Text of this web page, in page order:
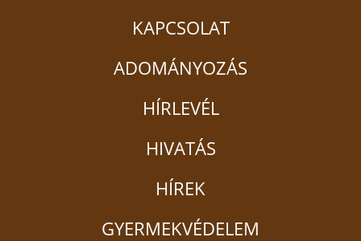
KAPCSOLAT
ADOMÁNYOZÁS
HÍRLEVÉL
HIVATÁS
HÍREK
GYERMEKVÉDELEM